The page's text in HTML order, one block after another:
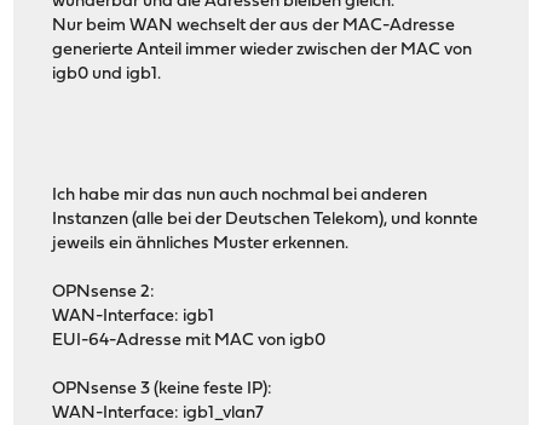
Nur beim WAN wechselt der aus der MAC-Adresse
generierte Anteil immer wieder zwischen der MAC von
igb0 und igb1.
Ich habe mir das nun auch nochmal bei anderen
Instanzen (alle bei der Deutschen Telekom), und konnte
jeweils ein ähnliches Muster erkennen.
OPNsense 2:
WAN-Interface: igb1
EUI-64-Adresse mit MAC von igb0
OPNsense 3 (keine feste IP):
WAN-Interface: igb1_vlan7